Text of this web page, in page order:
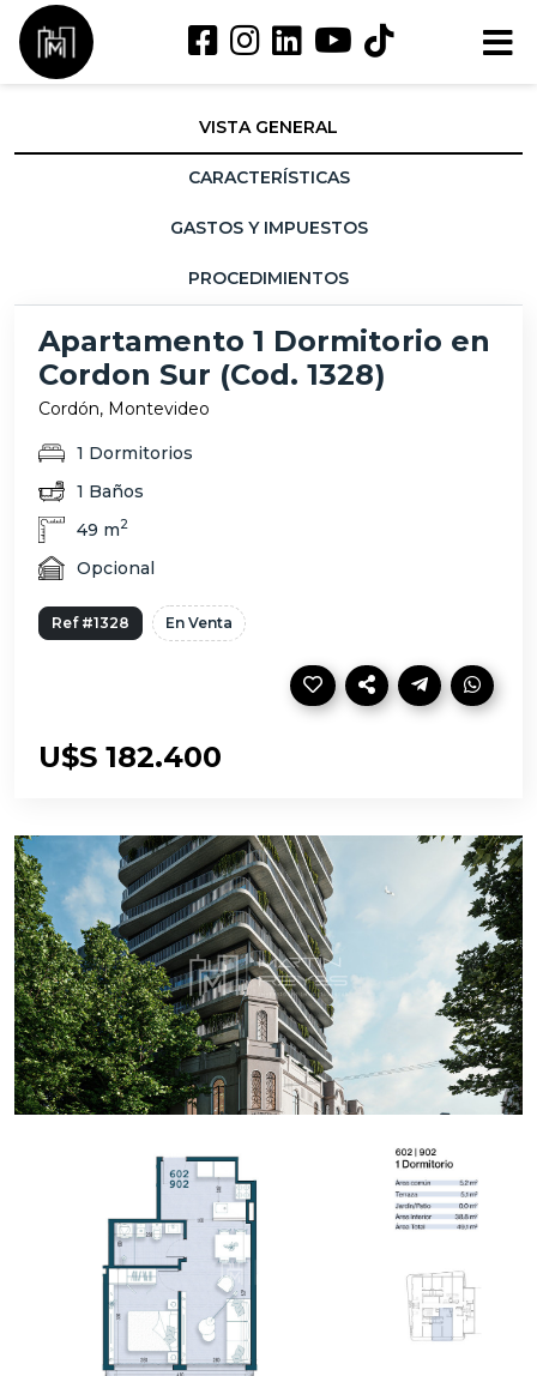
VISTA GENERAL
CARACTERÍSTICAS
GASTOS Y IMPUESTOS
PROCEDIMIENTOS
Apartamento 1 Dormitorio en
Cordon Sur (Cod. 1328)
Cordón, Montevideo
1 Dormitorios
1 Baños
49 m2
Opcional
Ref #1328 En Venta
U$S 182.400